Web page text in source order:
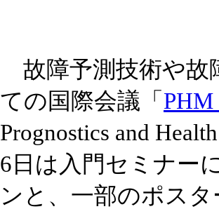
故障予測技術や故
ての国際会議「 PHM
Prognostics and
6日は入門セミナー
ンと、一部のポス